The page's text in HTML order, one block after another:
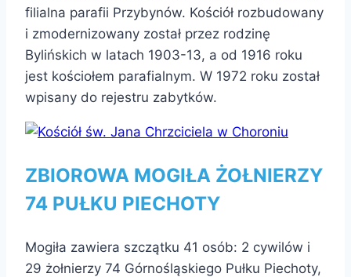
filialna parafii Przybynów. Kościół rozbudowany
i zmodernizowany został przez rodzinę
Bylińskich w latach 1903-13, a od 1916 roku
jest kościołem parafialnym. W 1972 roku został
wpisany do rejestru zabytków.
ZBIOROWA MOGIŁA ŻOŁNIERZY
74 PUŁKU PIECHOTY
Mogiła zawiera szczątku 41 osób: 2 cywilów i
29 żołnierzy 74 Górnośląskiego Pułku Piechoty,